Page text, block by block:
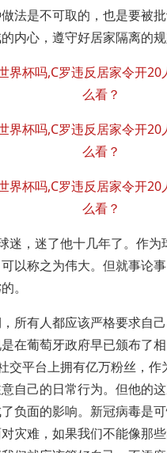
法是不可取的，也是要被
内心，遵守好居家隔离的规
迷，迷了他十几年了。作为
以称之为伟大。但就事论
。
所有人都应该严格要求自
在葡萄牙政府早已颁布了
交平台上拥有亿万粉丝，作
自己的日常行为。但他的
负面的影响。新冠病毒是
灾难，如果我们不能像那